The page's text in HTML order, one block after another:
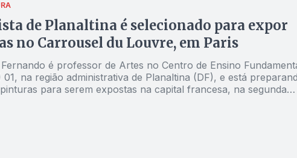
de Planaltina é selecionado para expor
no Carrousel du Louvre, em Paris
é professor de Artes no Centro de Ensino
01, na região administrativa de Planaltina (DF), e está
para serem expostas na capital francesa, na segunda